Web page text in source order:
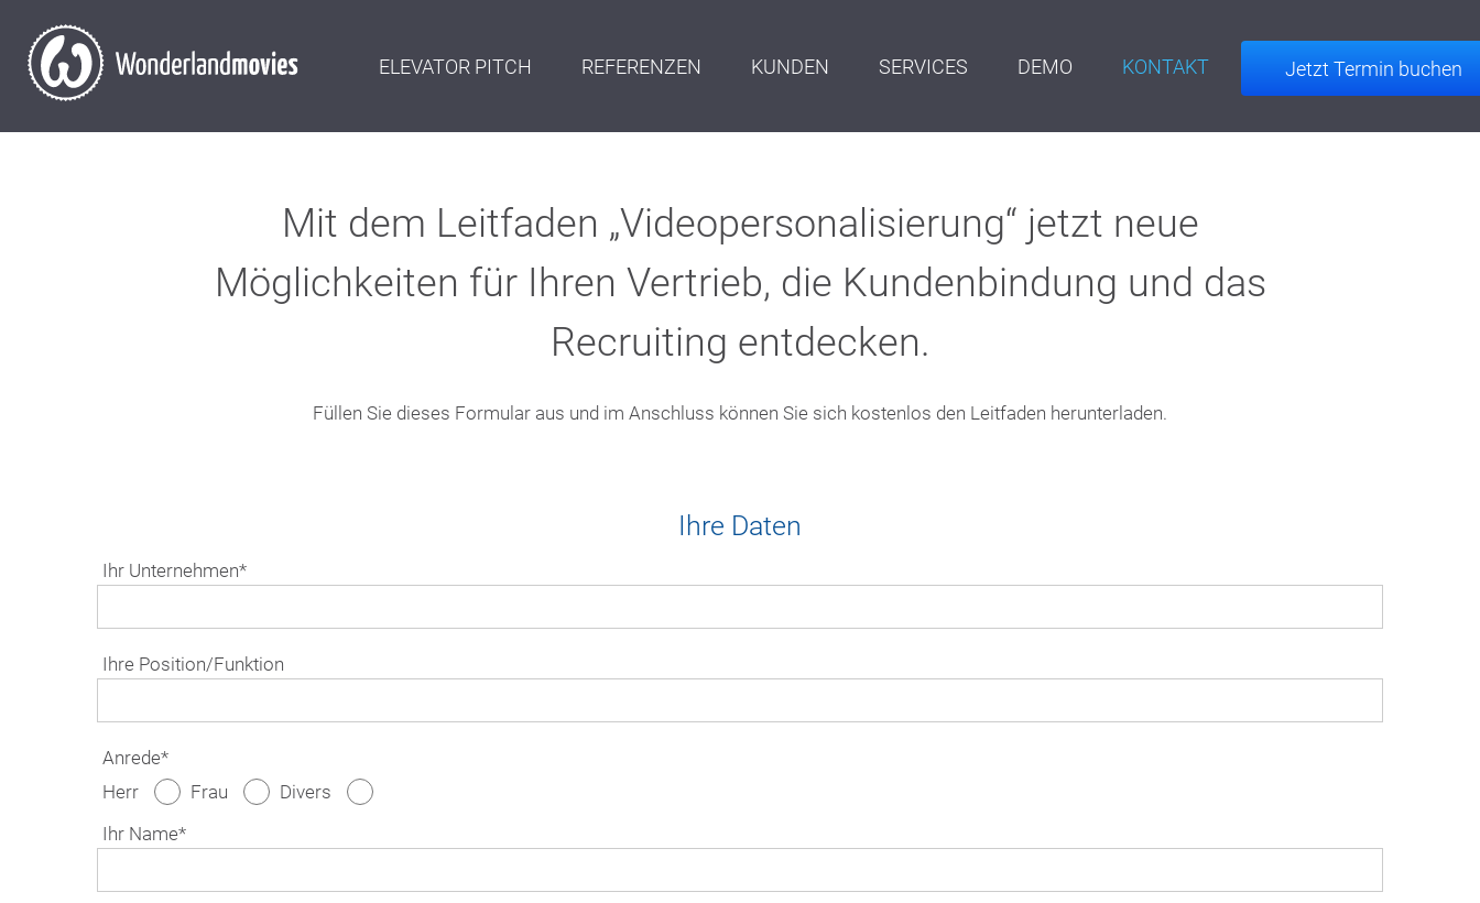
ELEVATOR PITCH REFERENZEN KUNDEN SERVICES DEMO KONTAKT Jetzt Termin buchen
Mit dem Leitfaden „Videopersonalisierung“ jetzt neue
Möglichkeiten für Ihren Vertrieb, die Kundenbindung und das
Recruiting entdecken.
Füllen Sie dieses Formular aus und im Anschluss können Sie sich kostenlos den Leitfaden herunterladen.
Ihre Daten
Ihr Unternehmen*
Ihre Position/Funktion
Anrede*
Herr
Frau
Divers
Ihr Name*